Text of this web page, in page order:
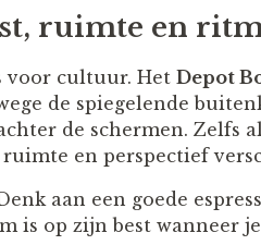
ruimte en
voor cultuur. Het Depot
de spiegelende
de schermen. Zelfs
en perspectief
aan een goede
is op zijn best wanneer